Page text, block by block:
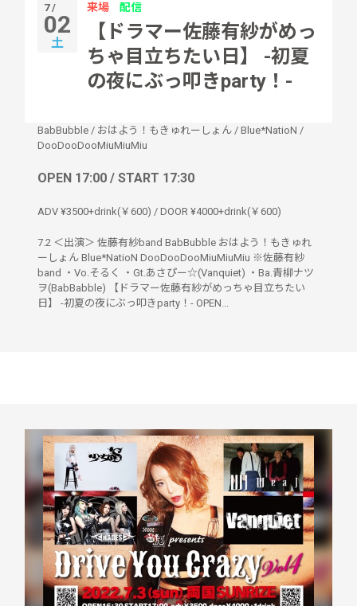
7 /
02
土
来場 配信
【ドラマー佐藤有紗がめっ
ちゃ目立ちたい日】 -初夏
の夜にぶっ叩きparty！-
BabBubble / おはよう！もきゅれーしょん / Blue*NatioN /
DooDooDooMiuMiuMiu
OPEN 17:00 / START 17:30
ADV ¥3500+drink(￥600) / DOOR ¥4000+drink(￥600)
7.2 ＜出演＞ 佐藤有紗band BabBubble おはよう！もきゅれ
ーしょん Blue*NatioN DooDooDooMiuMiuMiu ※佐藤有紗
band ・Vo.そるく ・Gt.あさぴー☆(Vanquiet) ・Ba.青柳ナツ
ヲ(BabBabble) 【ドラマー佐藤有紗がめっちゃ目立ちたい
日】 -初夏の夜にぶっ叩きparty！- OPEN...